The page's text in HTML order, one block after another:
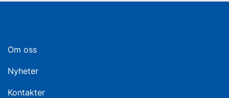
Om oss
Nyheter
Kontakter